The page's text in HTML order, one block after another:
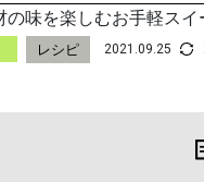
の味を楽しむお手軽スイ
レシピ 2021.09.25